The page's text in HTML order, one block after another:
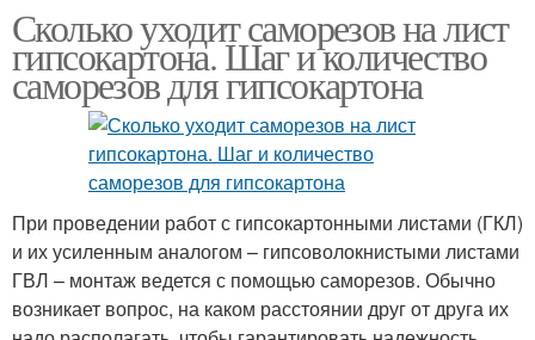
Сколько уходит саморезов на лист
гипсокартона. Шаг и количество
саморезов для гипсокартона
При проведении работ с гипсокартонными листами (ГКЛ)
и их усиленным аналогом – гипсоволокнистыми листами
ГВЛ – монтаж ведется с помощью саморезов. Обычно
возникает вопрос, на каком расстоянии друг от друга их